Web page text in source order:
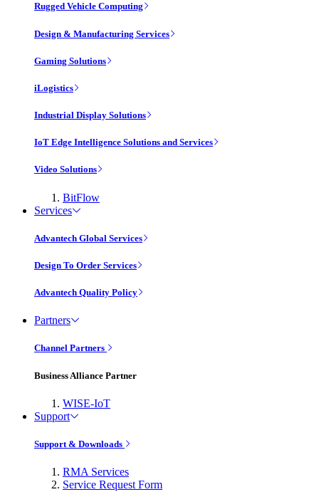
Rugged Vehicle Computing
Design & Manufacturing Services
Gaming Solutions
iLogistics
Industrial Display Solutions
IoT Edge Intelligence Solutions and Services
Video Solutions
BitFlow
Services
Advantech Global Services
Design To Order Services
Advantech Quality Policy
Partners
Channel Partners
Business Alliance Partner
WISE-IoT
Support
Support & Downloads
RMA Services
Service Request Form